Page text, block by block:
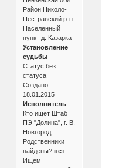
Район Николо-
Пестравский р-н
Населенный
пункт д. Казарка
Установление
судьбы
Статус без
статуса
Создано
18.01.2015
Исполнитель
Кто ищет Штаб
ПЭ "Долина", г. В.
Новгород
Родственники
найдены? нет
Ищем